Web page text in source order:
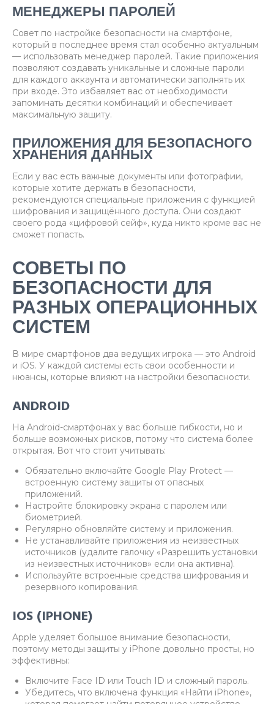
МЕНЕДЖЕРЫ ПАРОЛЕЙ
Совет по настройке безопасности на смартфоне,
который в последнее время стал особенно актуальным
— использовать менеджер паролей. Такие приложения
позволяют создавать уникальные и сложные пароли
для каждого аккаунта и автоматически заполнять их
при входе. Это избавляет вас от необходимости
запоминать десятки комбинаций и обеспечивает
максимальную защиту.
ПРИЛОЖЕНИЯ ДЛЯ БЕЗОПАСНОГО
ХРАНЕНИЯ ДАННЫХ
Если у вас есть важные документы или фотографии,
которые хотите держать в безопасности,
рекомендуются специальные приложения с функцией
шифрования и защищённого доступа. Они создают
своего рода «цифровой сейф», куда никто кроме вас не
сможет попасть.
СОВЕТЫ ПО
БЕЗОПАСНОСТИ ДЛЯ
РАЗНЫХ ОПЕРАЦИОННЫХ
СИСТЕМ
В мире смартфонов два ведущих игрока — это Android
и iOS. У каждой системы есть свои особенности и
нюансы, которые влияют на настройки безопасности.
ANDROID
На Android-смартфонах у вас больше гибкости, но и
больше возможных рисков, потому что система более
открытая. Вот что стоит учитывать:
Обязательно включайте Google Play Protect —
встроенную систему защиты от опасных
приложений.
Настройте блокировку экрана с паролем или
биометрией.
Регулярно обновляйте систему и приложения.
Не устанавливайте приложения из неизвестных
источников (удалите галочку «Разрешить установки
из неизвестных источников» если она активна).
Используйте встроенные средства шифрования и
резервного копирования.
IOS (IPHONE)
Apple уделяет большое внимание безопасности,
поэтому методы защиты у iPhone довольно просты, но
эффективны:
Включите Face ID или Touch ID и сложный пароль.
Убедитесь, что включена функция «Найти iPhone»,